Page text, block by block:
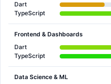
Dart
TypeScript
Frontend & Dashboards
Dart
TypeScript
Data Science & ML